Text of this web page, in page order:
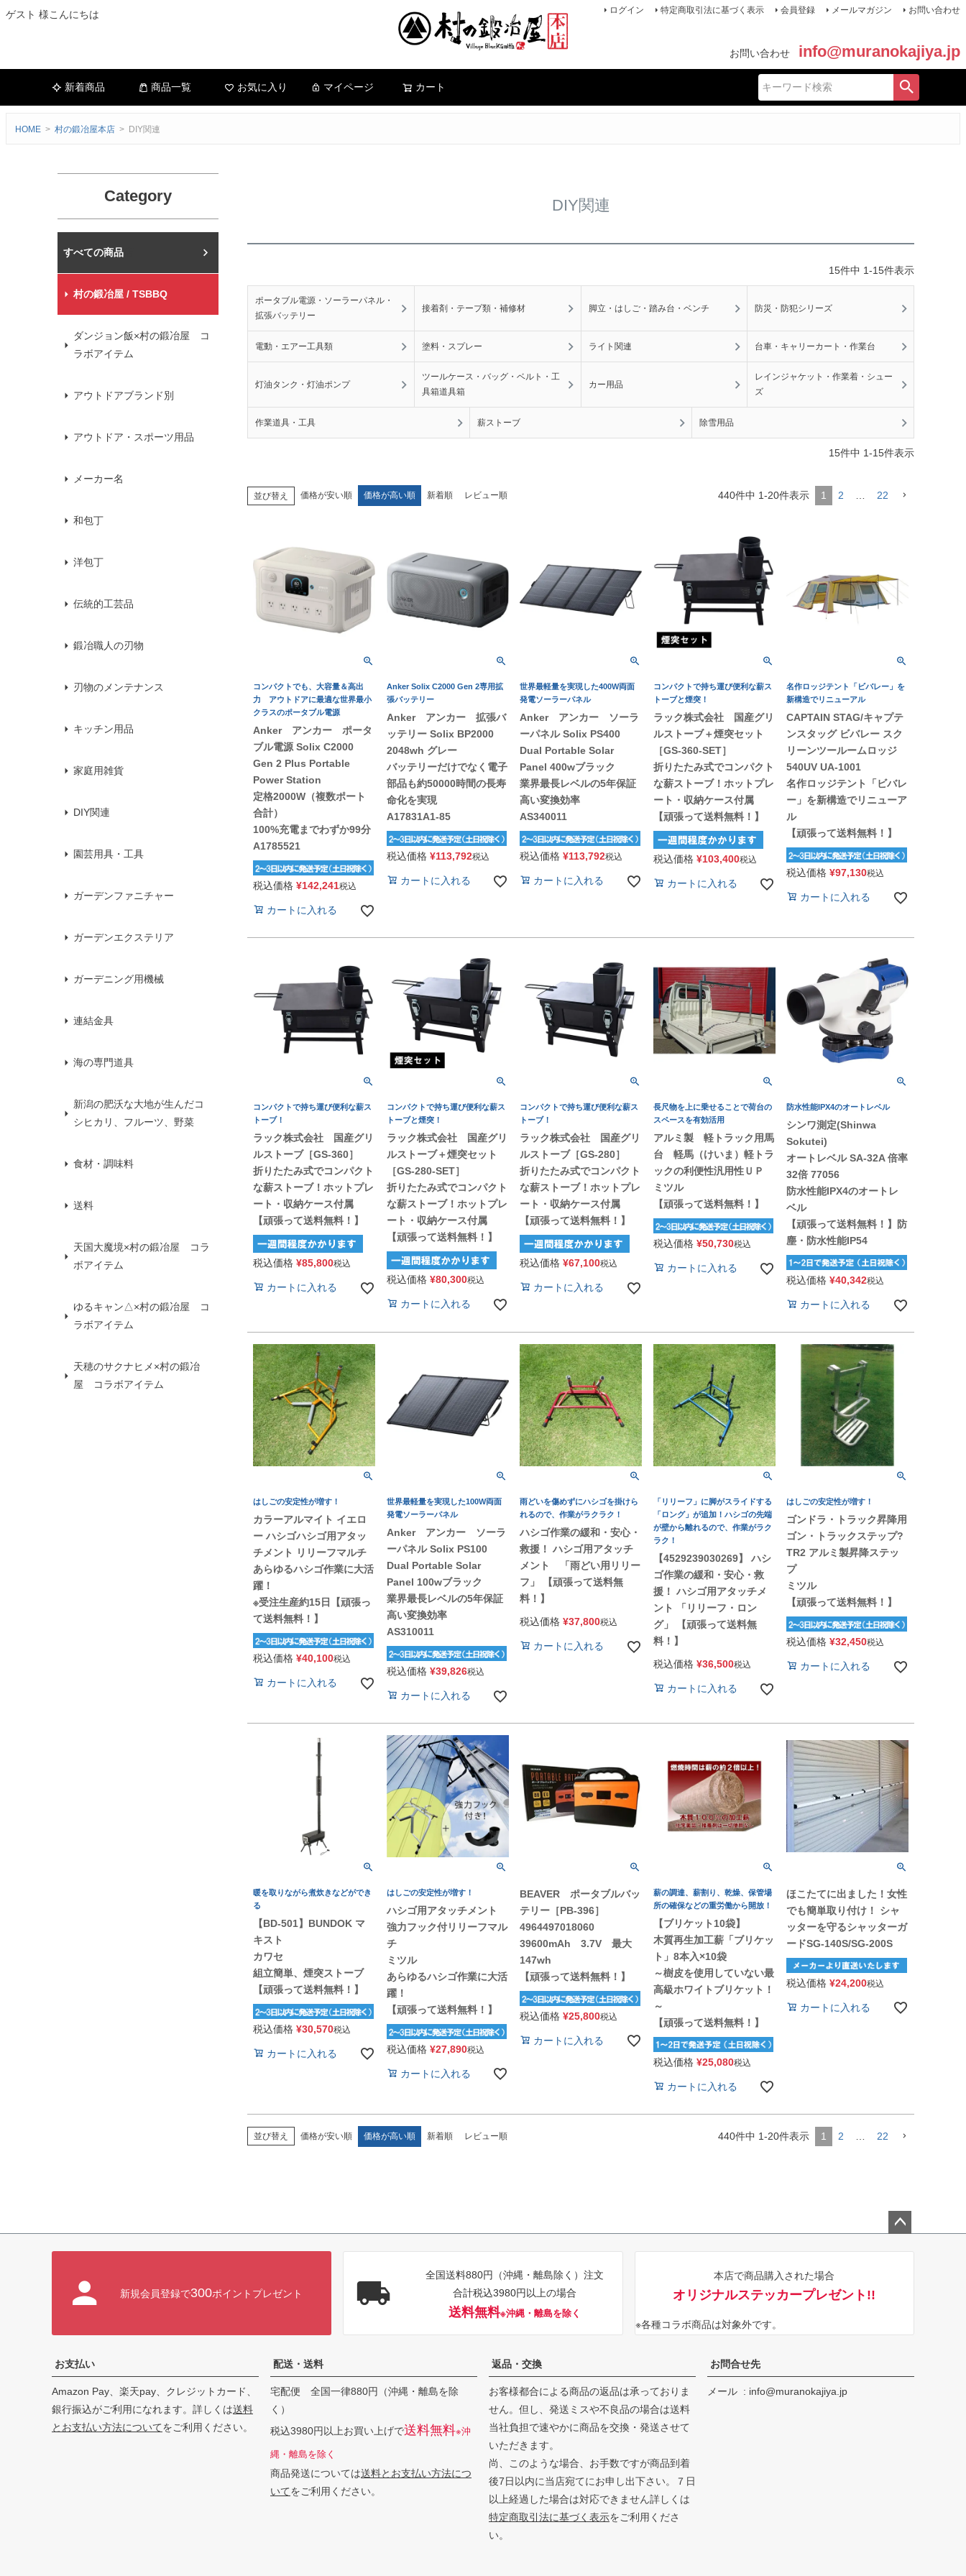
ゲスト 様こんにちは ログイン 特定商取引法に基づく表示 会員登録 メールマガジン お問い合わせ
お問い合わせ info@muranokajiya.jp
新着商品 商品一覧 お気に入り マイページ カート
HOME 村の鍛冶屋本店 DIY関連
Category
村の鍛冶屋本店
村の鍛冶屋 / TSBBQ
ダンジョン飯×村の鍛冶屋 コ
ラボアイテム
アウトドアブランド別
アウトドア・スポーツ用品
メーカー名
和包丁
洋包丁
伝統的工芸品
鍛冶職人の刃物
刃物のメンテナンス
キッチン用品
家庭用雑貨
DIY関連
園芸用具・工具
ガーデンファニチャー
ガーデンエクステリア
ガーデニング用機械
連結金具
海の専門道具
新潟の肥沃な大地が生んだコ
シヒカリ、フルーツ、野菜
食材・調味料
送料
天国大魔境×村の鍛冶屋 コラ
ボアイテム
ゆるキャン△×村の鍛冶屋 コ
ラボアイテム
天穂のサクナヒメ×村の鍛冶
屋 コラボアイテム
DIY関連
15件中 1-15件表示
ポータブル電源・ソーラーパネル・
拡張バッテリー
接着剤・テープ類・補修材 脚立・はしご・踏み台・ベンチ 防災・防犯シリーズ
電動・エアー工具類 塗料・スプレー ライト関連 台車・キャリーカート・作業台
灯油タンク・灯油ポンプ
ツールケース・バッグ・ベルト・工
具箱道具箱
カー用品
レインジャケット・作業着・シュー
ズ
作業道具・工具 薪ストーブ 除雪用品
15件中 1-15件表示
並び替え 価格が安い順 価格が高い順 新着順 レビュー順 440件中 1-20件表示 1 2 … 22
コンパクトでも、大容量＆高出
力 アウトドアに最適な世界最小
クラスのポータブル電源
Anker アンカー ポータ
ブル電源 Solix C2000
Gen 2 Plus Portable
Power Station
定格2000W（複数ポート
合計）
100%充電までわずか99分
A1785521
税込価格 ¥142,241税込
カートに入れる
Anker Solix C2000 Gen 2専用拡
張バッテリー
Anker アンカー 拡張バ
ッテリー Solix BP2000
2048wh グレー
バッテリーだけでなく電子
部品も約50000時間の長寿
命化を実現
A17831A1-85
税込価格 ¥113,792税込
カートに入れる
世界最軽量を実現した400W両面
発電ソーラーパネル
Anker アンカー ソーラ
ーパネル Solix PS400
Dual Portable Solar
Panel 400wブラック
業界最長レベルの5年保証
高い変換効率
AS340011
税込価格 ¥113,792税込
カートに入れる
コンパクトで持ち運び便利な薪ス
トーブと煙突！
ラック株式会社 国産グリ
ルストーブ＋煙突セット
［GS-360-SET］
折りたたみ式でコンパクト
な薪ストーブ！ホットプレ
ート・収納ケース付属
【頑張って送料無料！】
税込価格 ¥103,400税込
カートに入れる
名作ロッジテント「ビバレー」を
新構造でリニューアル
CAPTAIN STAG/キャプテ
ンスタッグ ビバレー スク
リーンツールームロッジ
540UV UA-1001
名作ロッジテント「ビバレ
ー」を新構造でリニューア
ル
【頑張って送料無料！】
税込価格 ¥97,130税込
カートに入れる
コンパクトで持ち運び便利な薪ス
トーブ！
ラック株式会社 国産グリ
ルストーブ［GS-360］
折りたたみ式でコンパクト
な薪ストーブ！ホットプレ
ート・収納ケース付属
【頑張って送料無料！】
税込価格 ¥85,800税込
カートに入れる
コンパクトで持ち運び便利な薪ス
トーブと煙突！
ラック株式会社 国産グリ
ルストーブ＋煙突セット
［GS-280-SET］
折りたたみ式でコンパクト
な薪ストーブ！ホットプレ
ート・収納ケース付属
【頑張って送料無料！】
税込価格 ¥80,300税込
カートに入れる
コンパクトで持ち運び便利な薪ス
トーブ！
ラック株式会社 国産グリ
ルストーブ［GS-280］
折りたたみ式でコンパクト
な薪ストーブ！ホットプレ
ート・収納ケース付属
【頑張って送料無料！】
税込価格 ¥67,100税込
カートに入れる
長尺物を上に乗せることで荷台の
スペースを有効活用
アルミ製 軽トラック用馬
台 軽馬（けいま）軽トラ
ックの利便性汎用性ＵＰ
ミツル
【頑張って送料無料！】
税込価格 ¥50,730税込
カートに入れる
防水性能IPX4のオートレベル
シンワ測定(Shinwa
Sokutei)
オートレベル SA-32A 倍率
32倍 77056
防水性能IPX4のオートレ
ベル
【頑張って送料無料！】防
塵・防水性能IP54
税込価格 ¥40,342税込
カートに入れる
はしごの安定性が増す！
カラーアルマイト イエロ
ー ハシゴハシゴ用アタッ
チメント リリーフマルチ
あらゆるハシゴ作業に大活
躍！
※受注生産約15日【頑張っ
て送料無料！】
税込価格 ¥40,100税込
カートに入れる
世界最軽量を実現した100W両面
発電ソーラーパネル
Anker アンカー ソーラ
ーパネル Solix PS100
Dual Portable Solar
Panel 100wブラック
業界最長レベルの5年保証
高い変換効率
AS310011
税込価格 ¥39,826税込
カートに入れる
雨どいを傷めずにハシゴを掛けら
れるので、作業がラクラク！
ハシゴ作業の緩和・安心・
救援！ ハシゴ用アタッチ
メント 「雨どい用リリー
フ」 【頑張って送料無
料！】
税込価格 ¥37,800税込
カートに入れる
「リリーフ」に脚がスライドする
「ロング」が追加！ハシゴの先端
が壁から離れるので、作業がラク
ラク！
【4529239030269】 ハシ
ゴ作業の緩和・安心・救
援！ ハシゴ用アタッチメ
ント 「リリーフ・ロン
グ」 【頑張って送料無
料！】
税込価格 ¥36,500税込
カートに入れる
はしごの安定性が増す！
ゴンドラ・トラック昇降用
ゴン・トラックステップ?
TR2 アルミ製昇降ステッ
プ
ミツル
【頑張って送料無料！】
税込価格 ¥32,450税込
カートに入れる
暖を取りながら煮炊きなどができ
る
【BD-501】BUNDOK マ
キスト
カワセ
組立簡単、煙突ストーブ
【頑張って送料無料！】
税込価格 ¥30,570税込
カートに入れる
はしごの安定性が増す！
ハシゴ用アタッチメント
強力フック付リリーフマル
チ
ミツル
あらゆるハシゴ作業に大活
躍！
【頑張って送料無料！】
税込価格 ¥27,890税込
カートに入れる
BEAVER ポータブルバッ
テリー［PB-396］
4964497018060
39600mAh 3.7V 最大
147wh
【頑張って送料無料！】
税込価格 ¥25,800税込
カートに入れる
薪の調達、薪割り、乾燥、保管場
所の確保などの重労働から開放！
【ブリケット10袋】
木質再生加工薪「ブリケッ
ト」8本入×10袋
～樹皮を使用していない最
高級ホワイトブリケット！
～
【頑張って送料無料！】
税込価格 ¥25,080税込
カートに入れる
ほこたてに出ました！女性
でも簡単取り付け！ シャ
ッターを守るシャッターガ
ードSG-140S/SG-200S
税込価格 ¥24,200税込
カートに入れる
並び替え 価格が安い順 価格が高い順 新着順 レビュー順 440件中 1-20件表示 1 2 22
新規会員登録で300ポイントプレゼント
全国送料880円（沖縄・離島除く）注文
合計税込3980円以上の場合
送料無料※沖縄・離島を除く
本店で商品購入された場合
オリジナルステッカープレゼント!!
※各種コラボ商品は対象外です。
お支払い
Amazon Pay、楽天pay、クレジットカード、
銀行振込がご利用になれます。詳しくは送料
とお支払い方法についてをご利用ください。
配送・送料
宅配便 全国一律880円（沖縄・離島を除
く）
税込3980円以上お買い上げで送料無料※沖
縄・離島を除く
商品発送については送料とお支払い方法につ
いてをご利用ください。
返品・交換
お客様都合による商品の返品は承っておりま
せん。但し、発送ミスや不良品の場合は送料
当社負担で速やかに商品を交換・発送させて
いただきます。
尚、このような場合、お手数ですが商品到着
後7日以内に当店宛てにお申し出下さい。７日
以上経過した場合は対応できません詳しくは
特定商取引法に基づく表示をご利用くださ
い。
お問合せ先
メール info@muranokajiya.jp